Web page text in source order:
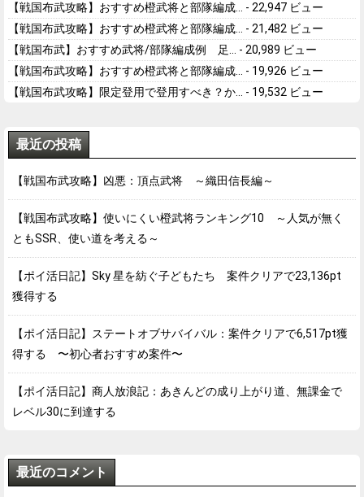
【戦国布武攻略】おすすめ橙武将と部隊編成...
- 22,947 ビュー
【戦国布武攻略】おすすめ橙武将と部隊編成...
- 21,482 ビュー
【戦国布武】おすすめ武将/部隊編成例 足...
- 20,989 ビュー
【戦国布武攻略】おすすめ橙武将と部隊編成...
- 19,926 ビュー
【戦国布武攻略】限定登用で登用すべき？か...
- 19,532 ビュー
最近の投稿
【戦国布武攻略】凶悪：頂点武将 ～織田信長編～
【戦国布武攻略】使いにくい橙武将ランキング10 ～人気が無く
ともSSR、使い道を考える～
【ポイ活日記】Sky 星を紡ぐ子どもたち 案件クリアで23,136pt
獲得する
【ポイ活日記】ステートオブサバイバル：案件クリアで6,517pt獲
得する 〜初心者おすすめ案件〜
【ポイ活日記】商人放浪記：あきんどの成り上がり道、無課金で
レベル30に到達する
最近のコメント